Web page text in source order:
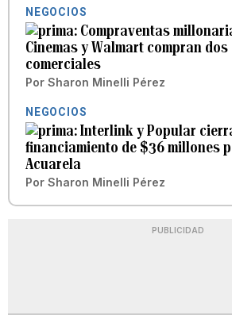
NEGOCIOS
Compraventas
Cinemas y Walmart compran
comerciales
Por Sharon Minelli Pérez
NEGOCIOS
Interlink y Popular
financiamiento de $36 millones
Acuarela
Por Sharon Minelli Pérez
PUBLICIDAD